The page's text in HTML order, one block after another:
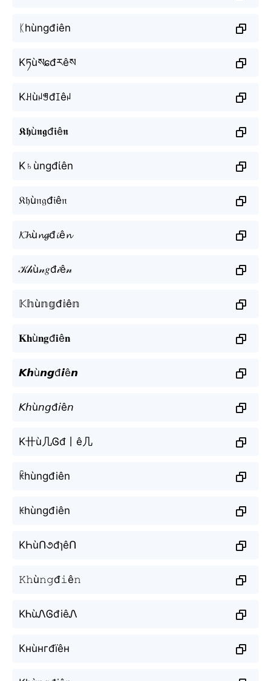
ᛕhùngđiên
Kཏùསɕđརêས
Kꃅùꈤꁅđꀤêꈤ
𝕶𝖍ù𝖓𝖌đ𝖎ê𝖓
K♄ùngđίên
𝔎𝔥ù𝔫𝔤đ𝔦ê𝔫
𝓚𝓱ù𝓷𝓰đ𝓲ê𝓷
𝒦𝒽ù𝓃𝑔đ𝒾ê𝓃
𝕂𝕙ù𝕟𝕘đ𝕚ê𝕟
𝐊𝐡ù𝐧𝐠đ𝐢ê𝐧
𝙆𝙝ù𝙣𝙜đ𝙞ê𝙣
𝘒𝘩ù𝘯𝘨đ𝘪ê𝘯
K卄ù几Ꮆđ丨ê几
ꀗhùngđiên
ꀘhùngđiên
KҺùՈ૭đɿêՈ
𝙺𝚑ù𝚗𝚐đ𝚒ê𝚗
KᏂùᏁᎶđiêᏁ
Кнùнгđїêн